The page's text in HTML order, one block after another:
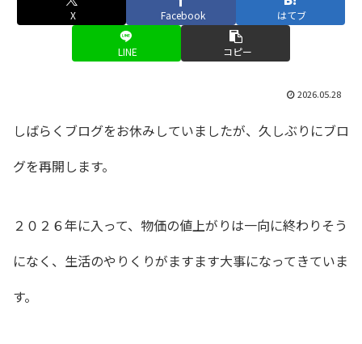
X Facebook はてブ
LINE コピー
2026.05.28
しばらくブログをお休みしていましたが、久しぶりにブロ
グを再開します。
２０２６年に入って、物価の値上がりは一向に終わりそう
になく、生活のやりくりがますます大事になってきていま
す。